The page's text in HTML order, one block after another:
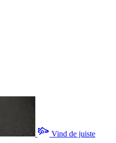
Vind de juiste